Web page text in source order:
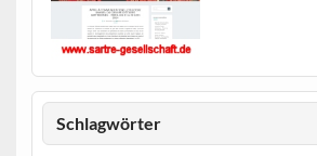
Schlagwörter